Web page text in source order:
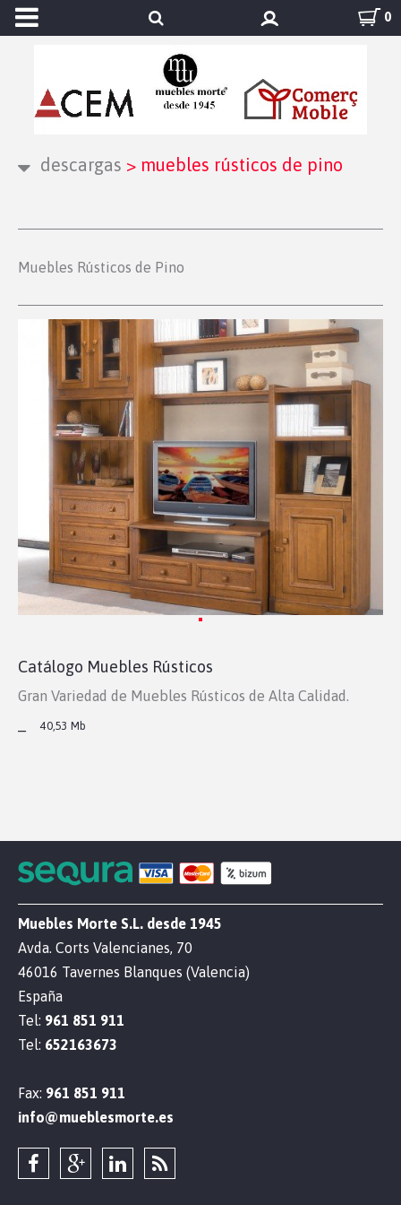
0
descargas > muebles rústicos de pino
Muebles Rústicos de Pino
Catálogo Muebles Rústicos
Gran Variedad de Muebles Rústicos de Alta Calidad.
40,53 Mb
Muebles Morte S.L. desde 1945
Avda. Corts Valencianes, 70
46016 Tavernes Blanques (Valencia)
España
Tel: 961 851 911
Tel: 652163673
Fax: 961 851 911
info@mueblesmorte.es